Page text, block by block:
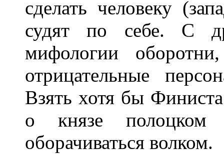
сделать человеку
судят по себе. С
мифологии
отрицательные
Взять хотя бы
о князе полоцком
оборачиваться волком.